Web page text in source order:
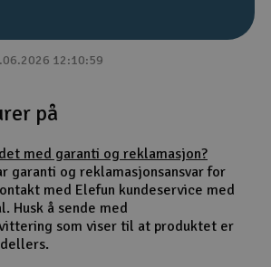
lek & hobby
12:10:59
på
med garanti og reklamasjon?
garanti og reklamasjonsansvar for
med Elefun kundeservice med
Husk å sende med
som viser til at produktet er